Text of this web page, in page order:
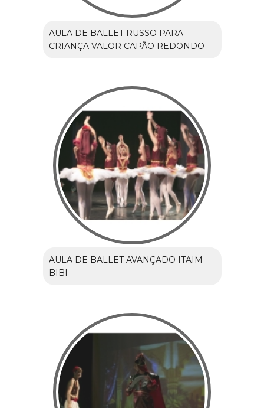
AULA DE BALLET RUSSO PARA
CRIANÇA VALOR CAPÃO REDONDO
AULA DE BALLET AVANÇADO ITAIM
BIBI